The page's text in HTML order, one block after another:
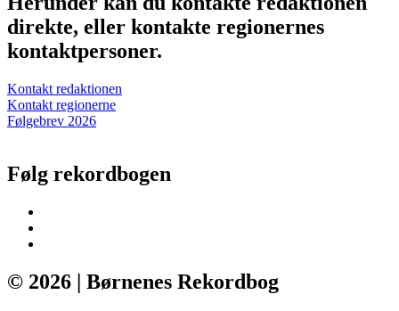
direkte, eller kontakte regionernes
kontaktpersoner.
Kontakt redaktionen
Kontakt regionerne
Følgebrev 2026
Følg rekordbogen
© 2026 | Børnenes Rekordbog